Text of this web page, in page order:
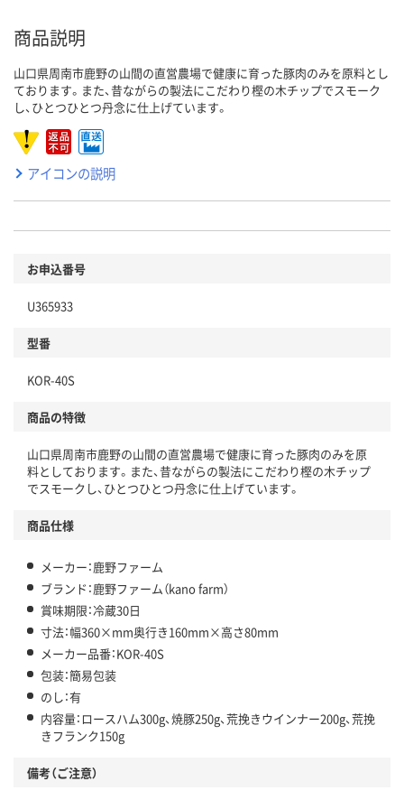
商品説明
山口県周南市鹿野の山間の直営農場で健康に育った豚肉のみを原料とし
ております。また、昔ながらの製法にこだわり樫の木チップでスモーク
し、ひとつひとつ丹念に仕上げています。
アイコンの説明
お申込番号
U365933
型番
KOR-40S
商品の特徴
山口県周南市鹿野の山間の直営農場で健康に育った豚肉のみを原
料としております。また、昔ながらの製法にこだわり樫の木チップ
でスモークし、ひとつひとつ丹念に仕上げています。
商品仕様
メーカー：鹿野ファーム
ブランド：鹿野ファーム（kano farm）
賞味期限：冷蔵30日
寸法：幅360×mm奥行き160mm×高さ80mm
メーカー品番：KOR-40S
包装：簡易包装
のし：有
内容量：ロースハム300g、焼豚250g、荒挽きウインナー200g、荒挽
きフランク150g
備考（ご注意）